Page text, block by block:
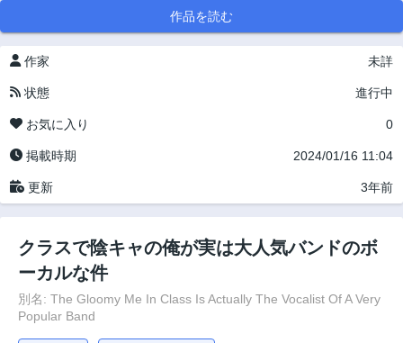
作品を読む
作家 未詳
状態 進行中
お気に入り 0
掲載時期 2024/01/16 11:04
更新 3年前
クラスで陰キャの俺が実は大人気バンドのボ
ーカルな件
別名: The Gloomy Me In Class Is Actually The Vocalist Of A Very
Popular Band